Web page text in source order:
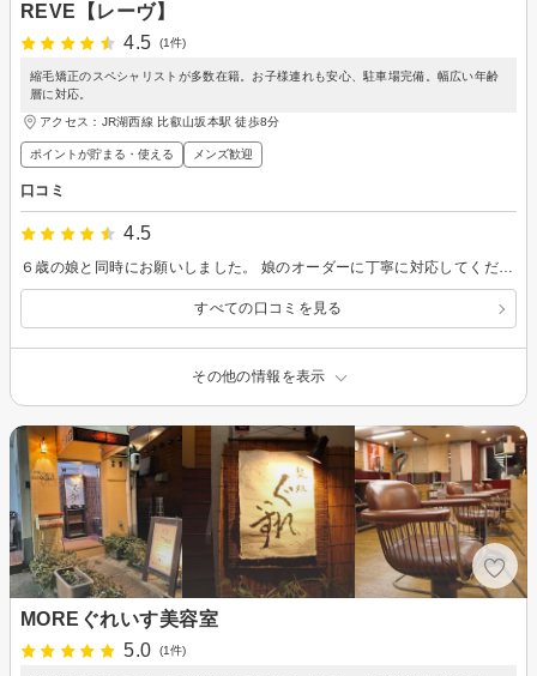
REVE【レーヴ】
4.5
(1件)
縮毛矯正のスペシャリストが多数在籍。お子様連れも安心、駐車場完備。幅広い年齢
層に対応。
アクセス：JR湖西線 比叡山坂本駅 徒歩8分
ポイントが貯まる・使える メンズ歓迎
口コミ
4.5
６歳の娘と同時にお願いしました。 娘のオーダーに丁寧に対応してくださり良かったです。私は産前から一年ぶりの来院でしたが、覚えてくださっていて嬉しかったです。 ショートボブをお願いしました。頭皮の悩みやシャンプーのこと、たくさん教えていただき勉強になりました。シャワーの温度にも気をつけてみます。
すべての口コミを見る
その他の情報を表示
MOREぐれいす美容室
5.0
(1件)